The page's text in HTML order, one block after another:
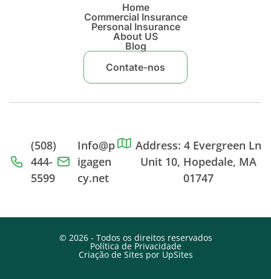
Home
Commercial Insurance
Personal Insurance
About US
Blog
Contate-nos
(508)
444-
5599
Info@p
igagen
cy.net
Address: 4 Evergreen Ln
Unit 10, Hopedale, MA
01747
© 2026 - Todos os direitos reservados
Política de Privacidade
Criação de Sites por UpSites